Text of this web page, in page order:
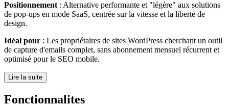
Positionnement : Alternative performante et "légère" aux solutions
de pop-ups en mode SaaS, centrée sur la vitesse et la liberté de
design.
Idéal pour : Les propriétaires de sites WordPress cherchant un outil
de capture d'emails complet, sans abonnement mensuel récurrent et
optimisé pour le SEO mobile.
Lire la suite
Fonctionnalites